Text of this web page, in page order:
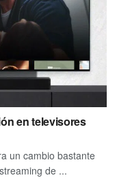
en televisores
un cambio bastante
de ...